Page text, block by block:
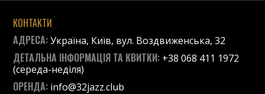
КОНТАКТИ
АДРЕСА:Україна, Київ, вул. Воздвиженська, 32
ДЕТАЛЬНА ІНФОРМАЦІЯ ТА КВИТКИ: +38 068 411 1972
(середа-неділя)
ОРЕНДА: info@32jazz.club